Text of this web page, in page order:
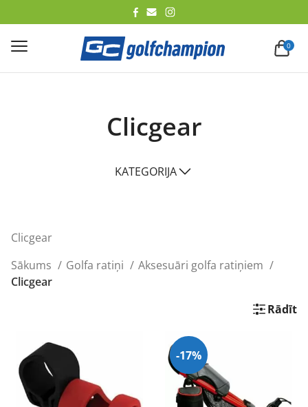
0
Clicgear
KATEGORIJA
Clicgear
Sākums
Golfa ratiņi
Aksesuāri golfa ratiņiem
Clicgear
Rādīt
-17%